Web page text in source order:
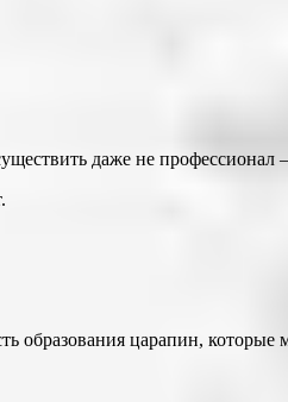
даже не профессионал
образования царапин, которые